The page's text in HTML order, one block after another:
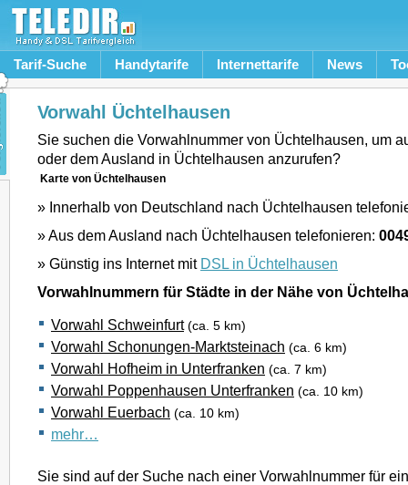
Tarif-Suche Handytarife Internettarife News
Vorwahl Üchtelhausen
Sie suchen die Vorwahlnummer von Üchtelhausen, um
oder dem Ausland in Üchtelhausen anzurufen?
Karte von Üchtelhausen
» Innerhalb von Deutschland nach Üchtelhausen
» Aus dem Ausland nach Üchtelhausen telefonieren:
» Günstig ins Internet mit DSL in Üchtelhausen
Vorwahlnummern für Städte in der Nähe von
Vorwahl Schweinfurt (ca. 5 km)
Vorwahl Schonungen-Marktsteinach (ca. 6 km)
Vorwahl Hofheim in Unterfranken (ca. 7 km)
Vorwahl Poppenhausen Unterfranken (ca. 10 km)
Vorwahl Euerbach (ca. 10 km)
mehr…
Sie sind auf der Suche nach einer Vorwahlnummer für